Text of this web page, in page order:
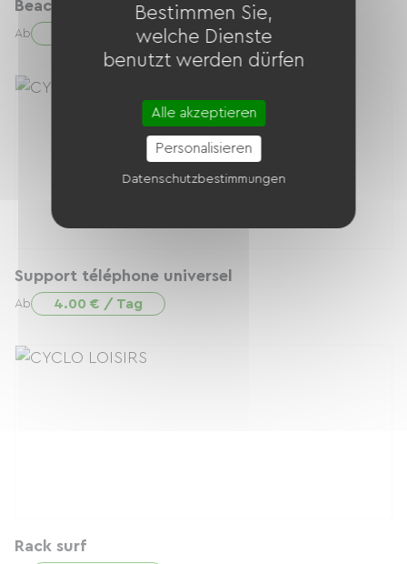
Beach Cruiser
Ab 12.00 € / Tag
Support téléphone universel
Ab 4.00 € / Tag
Rack surf
Bestimmen Sie,
welche Dienste
benutzt werden dürfen
Alle akzeptieren
Personalisieren
Datenschutzbestimmungen